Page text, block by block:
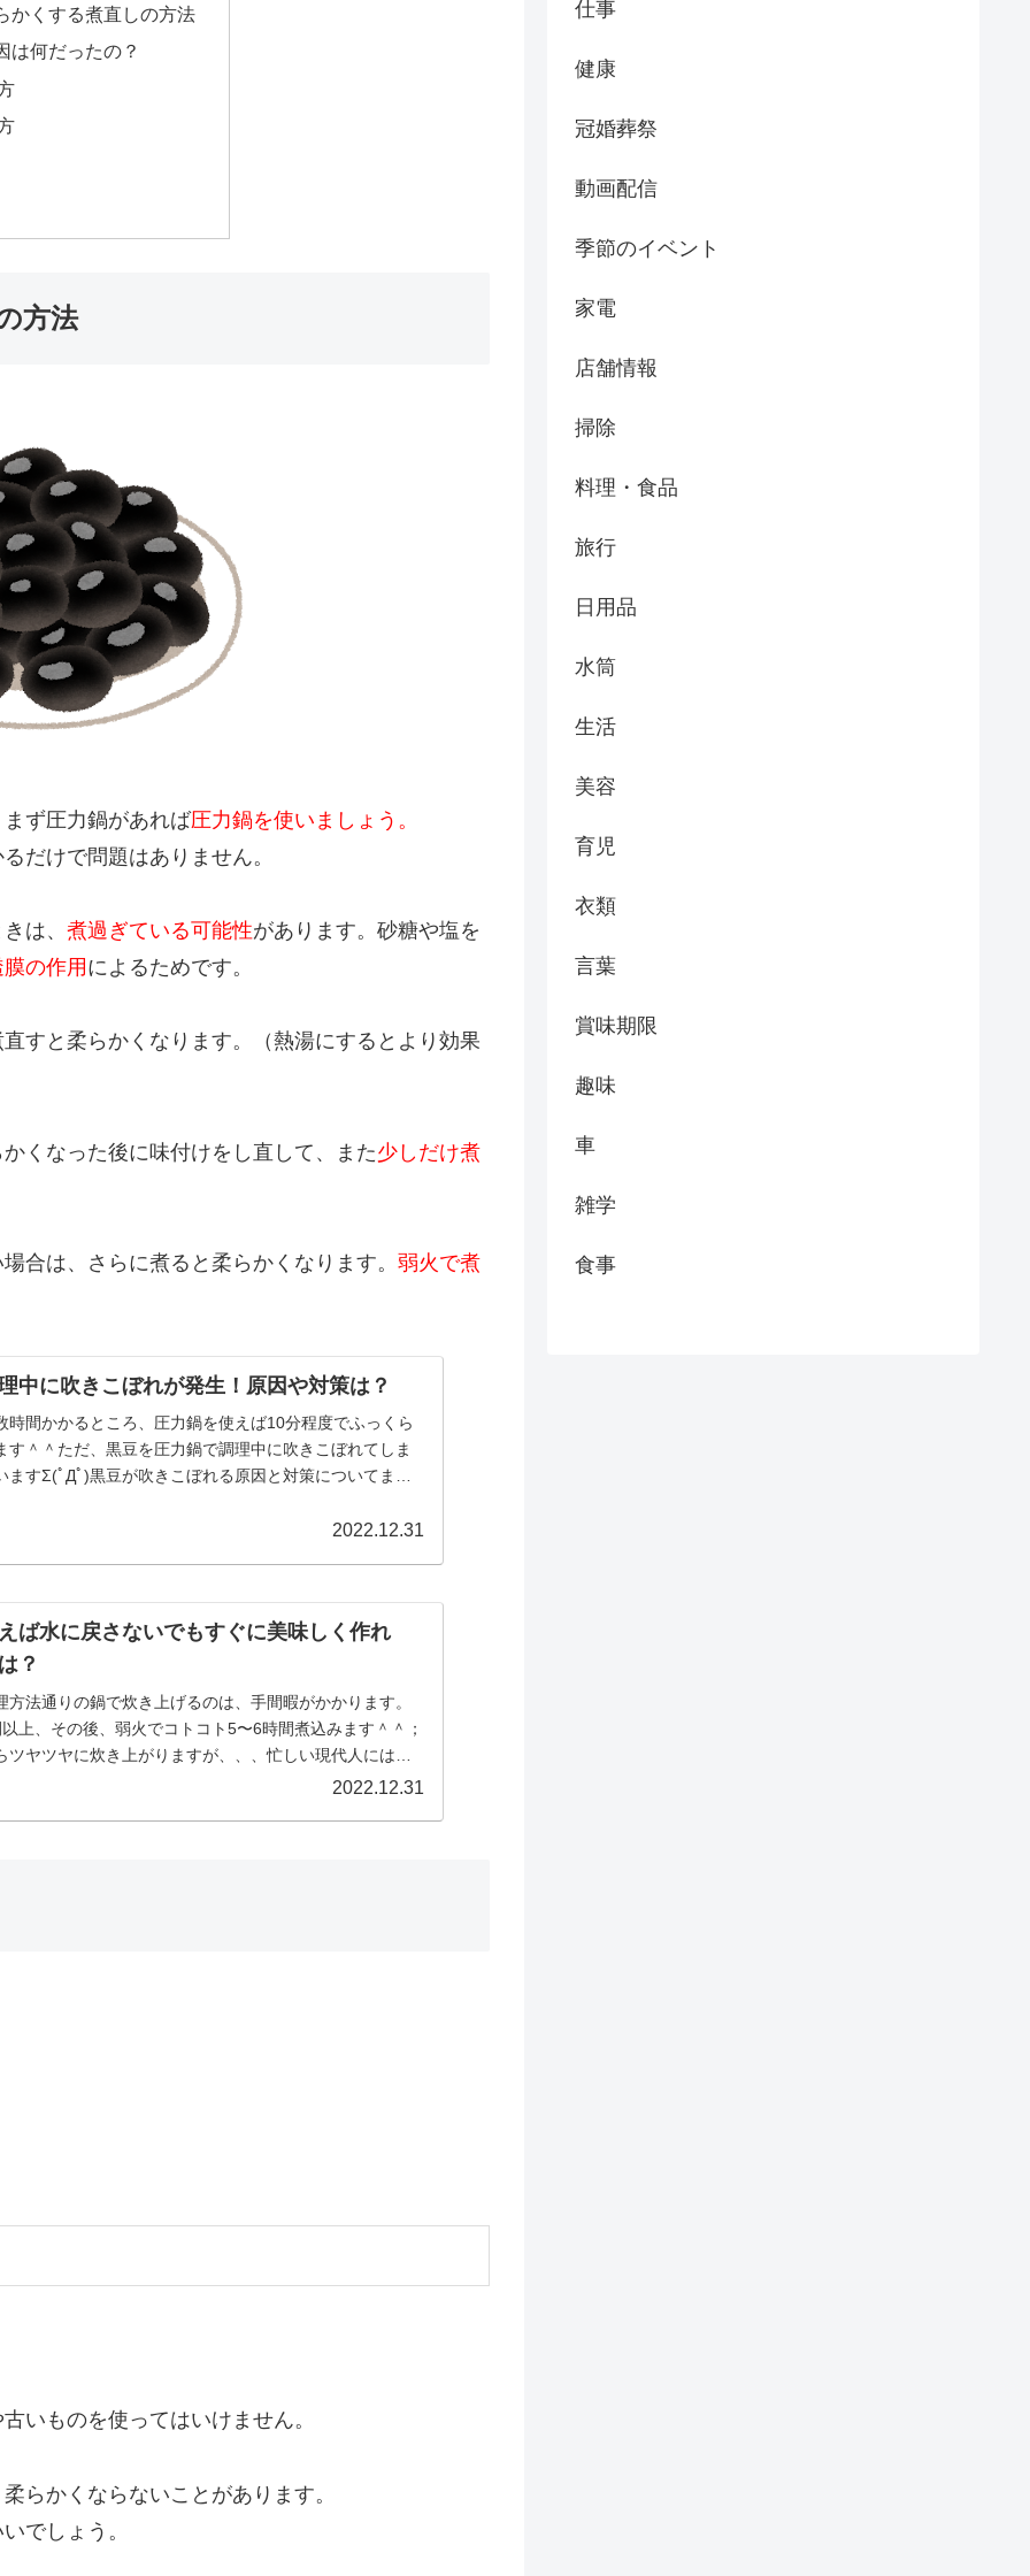
かくする煮直しの方法
は何だったの？
方法
ず圧力鍋があれば圧力鍋を使いましょう。
だけで問題はありません。
は、 煮過ぎている可能性があります。砂糖や塩を
の作用によるためです。
すと柔らかくなります。（熱湯にするとより効果
くなった後に味付けをし直して、また少しだけ煮
合は、さらに煮ると柔らかくなります。 弱火で煮
中に吹きこぼれが発生！原因や対策は？
時間かかるところ、圧力鍋を使えば10分程度でふっくら
す＾＾ただ、黒豆を圧力鍋で調理中に吹きこぼれてしま
ますΣ(ﾟДﾟ)黒豆が吹きこぼれる原因と対策についてまと
2022.12.31
ば水に戻さないでもすぐに美味しく作れ
？
法通りの鍋で炊き上げるのは、手間暇がかかります。
上、その後、弱火でコトコト5〜6時間煮込みます＾＾；
ヤツヤに炊き上がりますが、、、忙しい現代人には時
2022.12.31
いものを使ってはいけません。
らかくならないことがあります。
でしょう。
仕事
健康
冠婚葬祭
動画配信
季節のイベント
家電
店舗情報
掃除
料理・食品
旅行
日用品
水筒
生活
美容
育児
衣類
言葉
賞味期限
趣味
車
雑学
食事